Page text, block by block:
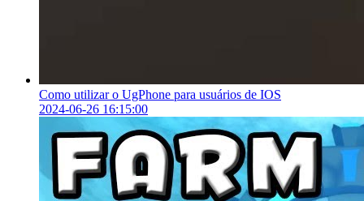
Como utilizar o UgPhone para usuários de IOS
2024-06-26 16:15:00